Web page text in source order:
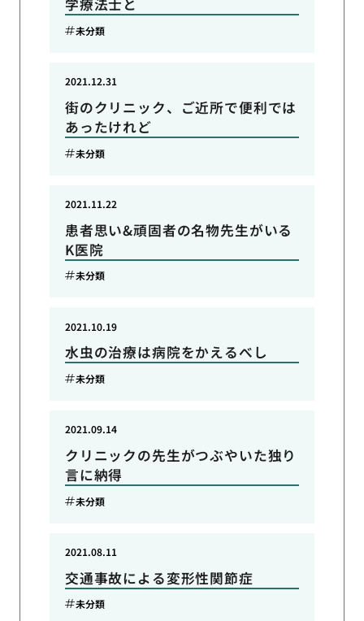
学療法士と
未分類
街のクリニック、ご近所で便利では
あったけれど
2021.12.31
未分類
患者思い&頑固者の名物先生がいる
K医院
2021.11.22
未分類
水虫の治療は病院をかえるべし
2021.10.19
未分類
クリニックの先生がつぶやいた独り
言に納得
2021.09.14
未分類
交通事故による変形性関節症
2021.08.11
未分類